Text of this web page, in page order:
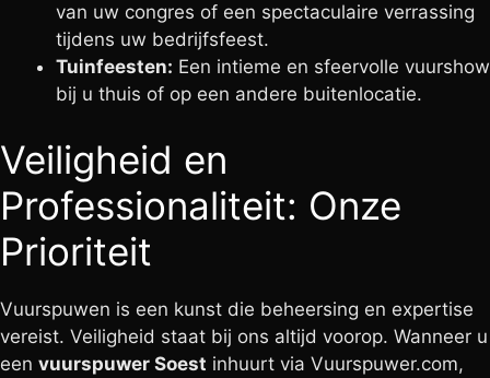
van uw congres of een spectaculaire verrassing
tijdens uw bedrijfsfeest.
Tuinfeesten: Een intieme en sfeervolle vuurshow
bij u thuis of op een andere buitenlocatie.
Veiligheid en
Professionaliteit: Onze
Prioriteit
Vuurspuwen is een kunst die beheersing en expertise
vereist. Veiligheid staat bij ons altijd voorop. Wanneer u
een vuurspuwer Soest inhuurt via Vuurspuwer.com,